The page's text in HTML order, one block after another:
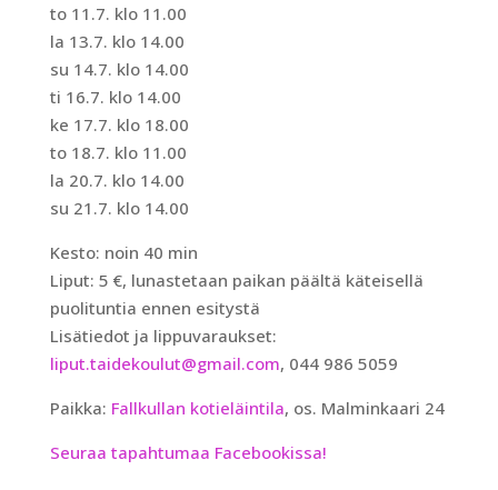
to 11.7. klo 11.00
la 13.7. klo 14.00
su 14.7. klo 14.00
ti 16.7. klo 14.00
ke 17.7. klo 18.00
to 18.7. klo 11.00
la 20.7. klo 14.00
su 21.7. klo 14.00
Kesto: noin 40 min
Liput: 5 €, lunastetaan paikan päältä käteisellä
puolituntia ennen esitystä
Lisätiedot ja lippuvaraukset:
liput.taidekoulut@gmail.com, 044 986 5059
Paikka: Fallkullan kotieläintila, os. Malminkaari 24
Seuraa tapahtumaa Facebookissa!